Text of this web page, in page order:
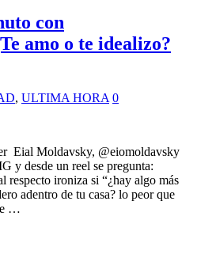
con
amo o te idealizo?
, ULTIMA HORA 0
Eial Moldavsky, @eiomoldavsky
y desde un reel se pregunta:
respecto ironiza si “¿hay algo más
adentro de tu casa? lo peor que
…